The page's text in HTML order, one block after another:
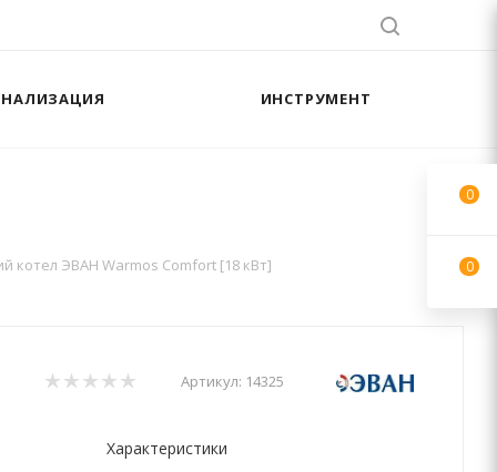
ИНСТРУМЕНТ
котел ЭВАН Warmos Comfort [18 кВт]
Артикул: 14325
Характеристики
0
0